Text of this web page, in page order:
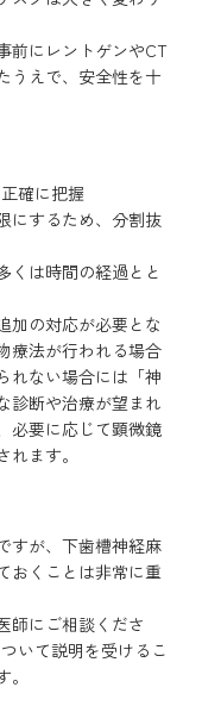
前にレントゲンやCT
うえで、安全性を十
確に把握
にするため、分割抜
は時間の経過とと
加の対応が必要とな
療法が行われる場合
れない場合には「神
診断や治療が望まれ
必要に応じて顕微鏡
ます。
すが、下歯槽神経麻
おくことは非常に重
師にご相談くださ
いて説明を受けるこ